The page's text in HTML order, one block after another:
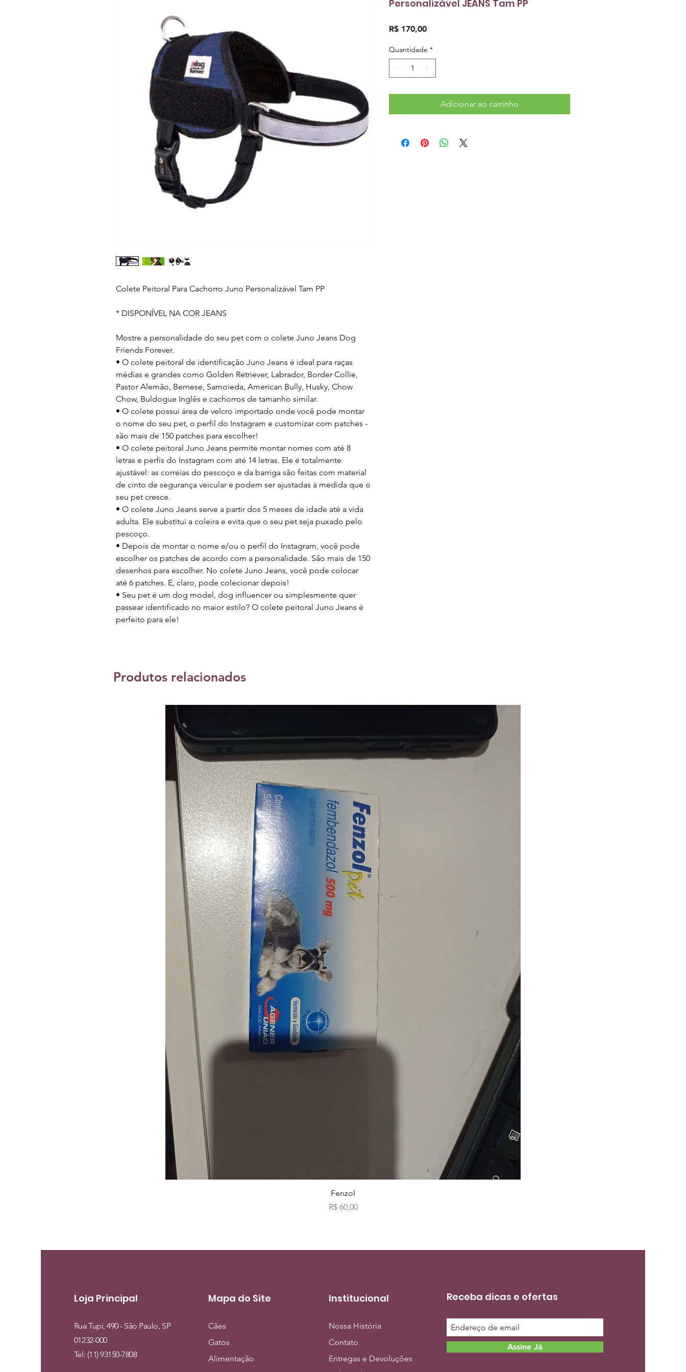
Colete Peitoral Para Cachorro Juno Personalizável Tam PP
* DISPONÍVEL NA COR JEANS
Mostre a personalidade do seu pet com o colete Juno Jeans Dog
Friends Forever.
• O colete peitoral de identificação Juno Jeans é ideal para raças
médias e grandes como Golden Retriever, Labrador, Border Collie,
Pastor Alemão, Bernese, Samoieda, American Bully, Husky, Chow
Chow, Buldogue Inglês e cachorros de tamanho similar.
• O colete possui área de velcro importado onde você pode montar
o nome do seu pet, o perfil do Instagram e customizar com patches -
são mais de 150 patches para escolher!
• O colete peitoral Juno Jeans permite montar nomes com até 8
letras e perfis do Instagram com até 14 letras. Ele é totalmente
ajustável: as correias do pescoço e da barriga são feitas com material
de cinto de segurança veicular e podem ser ajustadas à medida que o
seu pet cresce.
• O colete Juno Jeans serve a partir dos 5 meses de idade até a vida
adulta. Ele substitui a coleira e evita que o seu pet seja puxado pelo
pescoço.
• Depois de montar o nome e/ou o perfil do Instagram, você pode
escolher os patches de acordo com a personalidade. São mais de 150
desenhos para escolher. No colete Juno Jeans, você pode colocar
até 6 patches. E, claro, pode colecionar depois!
• Seu pet é um dog model, dog influencer ou simplesmente quer
passear identificado no maior estilo? O colete peitoral Juno Jeans é
perfeito para ele!
Personalizável JEANS Tam PP
R$ 170,00Preço
Quantidade *
Adicionar ao carrinho
Produtos relacionados
Visualização rápida
Fenzol
Preço
R$ 60,00
Loja Principal
Rua Tupi, 490 - São Paulo, SP
01232-000
Tel: (11) 93150-7808
Mapa do Site
Cães
Gatos
Alimentação
Institucional
Nossa História
Contato
Entregas e Devoluções
Receba dicas e ofertas
Assine Já